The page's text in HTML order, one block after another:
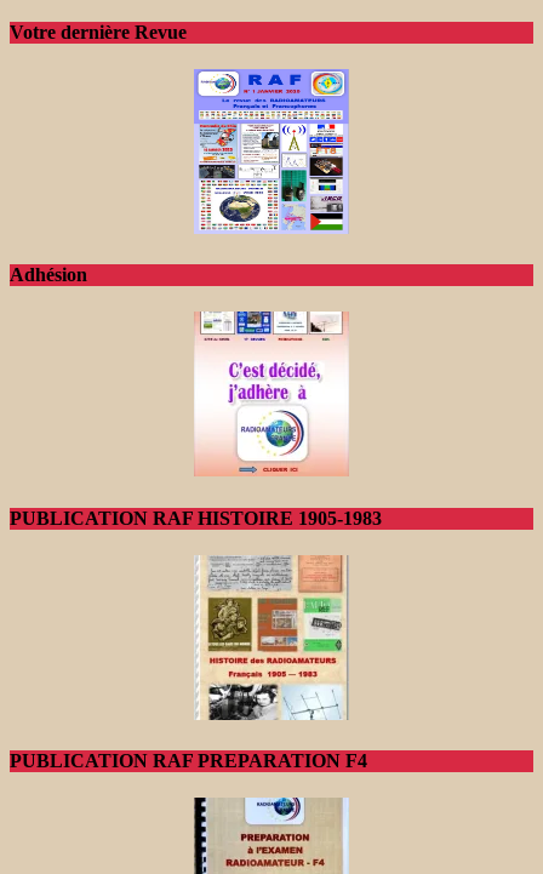
Votre dernière Revue
Adhésion
PUBLICATION RAF HISTOIRE 1905-1983
PUBLICATION RAF PREPARATION F4